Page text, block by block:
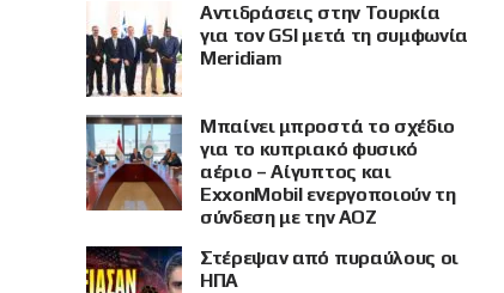
Αντιδράσεις στην Τουρκία
για τον GSI μετά τη συμφωνία
Meridiam
Μπαίνει μπροστά το σχέδιο
για το κυπριακό φυσικό
αέριο – Αίγυπτος και
ExxonMobil ενεργοποιούν τη
σύνδεση με την ΑΟΖ
Στέρεψαν από πυραύλους οι
ΗΠΑ